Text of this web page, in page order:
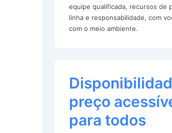
equipe qualificada, recursos de
linha e responsabilidade, com
com o meio ambiente.
preço
para todos